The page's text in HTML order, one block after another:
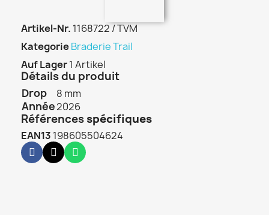
Artikel-Nr. 1168722 / TVM
KategorieBraderie Trail
Auf Lager1 Artikel
Détails du produit
Drop 8 mm
Année2026
Références spécifiques
EAN13 198605504624